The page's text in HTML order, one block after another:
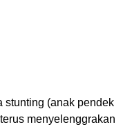
stunting (anak pendek
menyelenggrakan